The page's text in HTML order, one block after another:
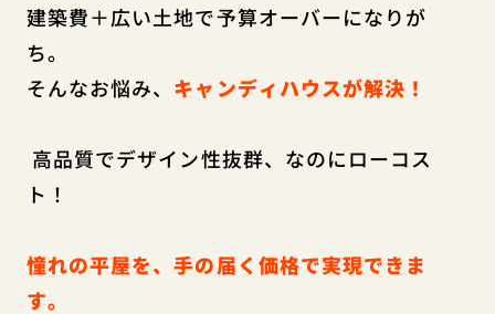
建築費＋広い土地で予算オーバーになりが
ち。
そんなお悩み、 キャンディハウスが解決！
高品質でデザイン性抜群、なのにローコス
ト！
憧れの平屋を、手の届く価格で実現できま
す。